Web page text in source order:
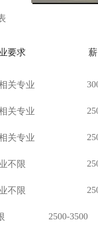
要求
关专业
关专业
关专业
不限
不限
2500-3500